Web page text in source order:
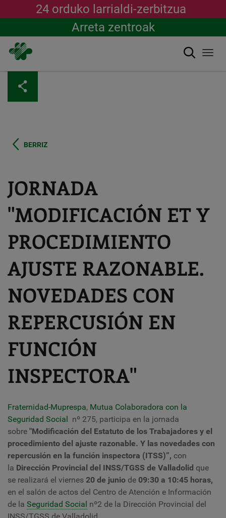
content
24 orduko larrialdi-zerbitzua
Arreta zentroak
Bilatu
BERRIZ
JORNADA
"MODIFICACIÓN ET Y
PROCEDIMIENTO
AJUSTE RAZONABLE.
NOVEDADES CON
REPERCUSIÓN EN
FUNCIÓN
INSPECTORA"
Fraternidad-Muprespa, Mutua Colaboradora con la
Seguridad Social nº 275, participa en la jornada
sobre "Modificación del Estatuto de los Trabajadores y el
procedimiento del ajuste razonable. Y las novedades con
repercusión en la función inspectora (ITSS)”, con
la Dirección Provincial del INSS/TGSS de Valladolid que
se realizará el viernes 20 de junio de 09:30 a 10:45 horas,
en el salón de actos del Centro de Atención e Información
de la Seguridad Social nº2 de la Dirección Provincial del